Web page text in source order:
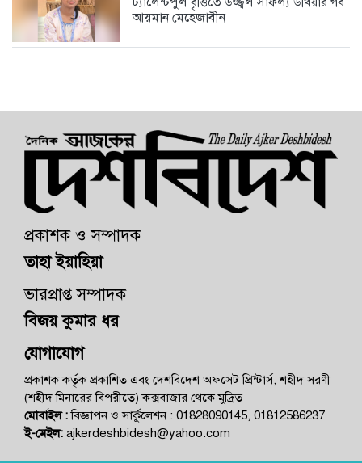
আয়মান মেহেজাবীন
প্রকাশক ও সম্পাদক
তাহা ইয়াহিয়া
ভারপ্রাপ্ত সম্পাদক
বিজয় কুমার ধর
যোগাযোগ
প্রকাশক কর্তৃক প্রকাশিত এবং দেশবিদেশ অফসেট প্রিন্টার্স, শহীদ সরণী
(শহীদ মিনারের বিপরীতে) কক্সবাজার থেকে মুদ্রিত
মোবাইল :বিজ্ঞাপন ও সার্কুলেশন : 01828090145, 01812586237
ই-মেইল: ajkerdeshbidesh@yahoo.com